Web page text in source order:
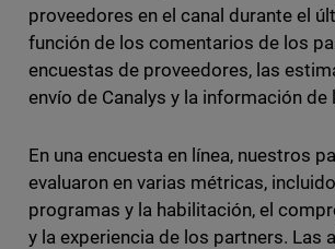
proveedores en el canal durante el
función de los comentarios de los
encuestas de proveedores, las
envío de Canalys y la información de
En una encuesta en línea, nuestros
evaluaron en varias métricas,
programas y la habilitación, el
y la experiencia de los partners. Las